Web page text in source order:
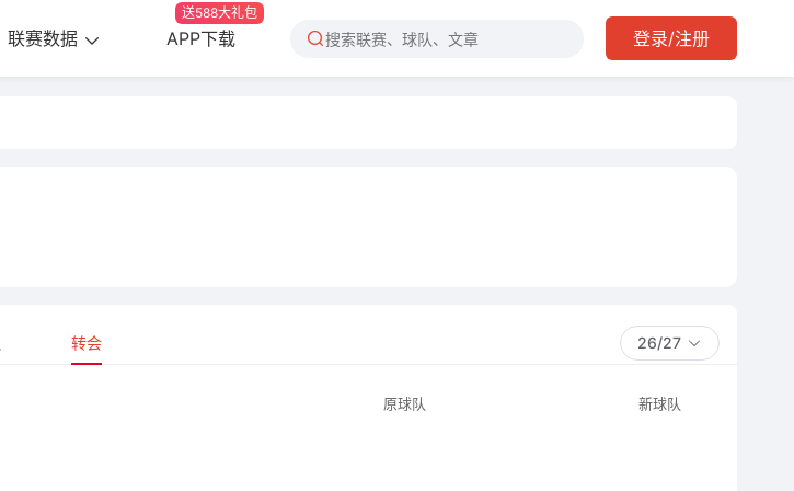
联赛数据 APP下载
送588大礼包
登录/注册
转会 26/27
原球队 新球队